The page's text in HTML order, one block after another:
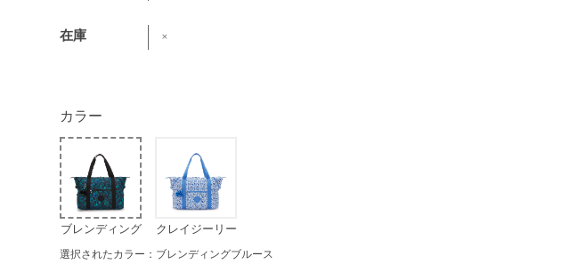
在庫 ×
カラー
ブレンディング
クレイジーリー
選択されたカラー：ブレンディングブルース